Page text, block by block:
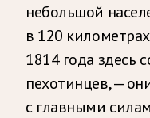
небольшой
в 120
1814 года здесь
пехотинцев, —
с главными